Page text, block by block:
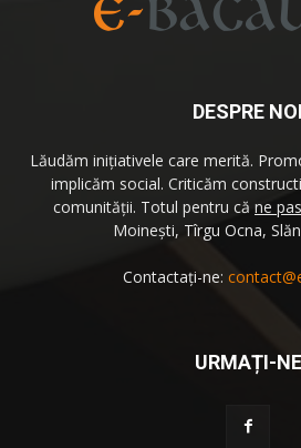
DESPRE NOI
Lăudăm iniţiativele care merită.
implicăm social. Criticăm
comunităţii. Totul pentru că ne
Moineşti, Tîrgu Ocna,
Contactați-ne:
URMAȚI-NE